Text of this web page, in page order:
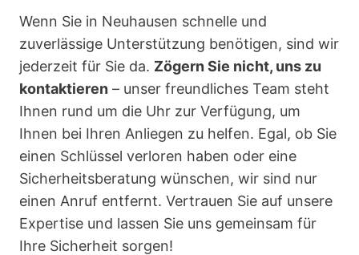
Wenn Sie in Neuhausen schnelle und
zuverlässige Unterstützung benötigen, sind wir
jederzeit für Sie da. Zögern Sie nicht, uns zu
kontaktieren – unser freundliches Team steht
Ihnen rund um die Uhr zur Verfügung, um
Ihnen bei Ihren Anliegen zu helfen. Egal, ob Sie
einen Schlüssel verloren haben oder eine
Sicherheitsberatung wünschen, wir sind nur
einen Anruf entfernt. Vertrauen Sie auf unsere
Expertise und lassen Sie uns gemeinsam für
Ihre Sicherheit sorgen!